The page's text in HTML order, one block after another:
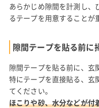
あらかじめ隙間を計測し、
るテープを用意することが
隙間テープを貼る前に
隙間テープを貼る前に、玄
特にテープを直接貼る、玄
てください。
ほこりや砂、水分などが付